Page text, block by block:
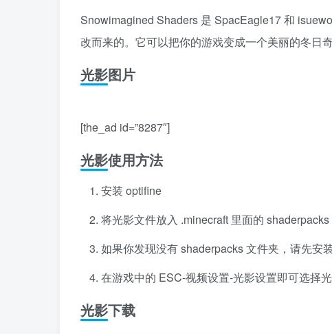
Snowimagined Shaders 是 SpacEagle17 和
改而来的。它可以把你的游戏变成一个美丽的冬日奇
光影图片
[the_ad id=”8287″]
光影使用方法
安装 optifine
将光影文件放入 .minecraft 里面的 shaderpacks
如果你发现没有 shaderpacks 文件夹，请先安
在游戏中的 ESC-视频设置-光影设置即可选择
光影下载